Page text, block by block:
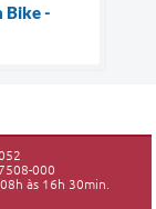
Bike -
000
às 16h 30min.